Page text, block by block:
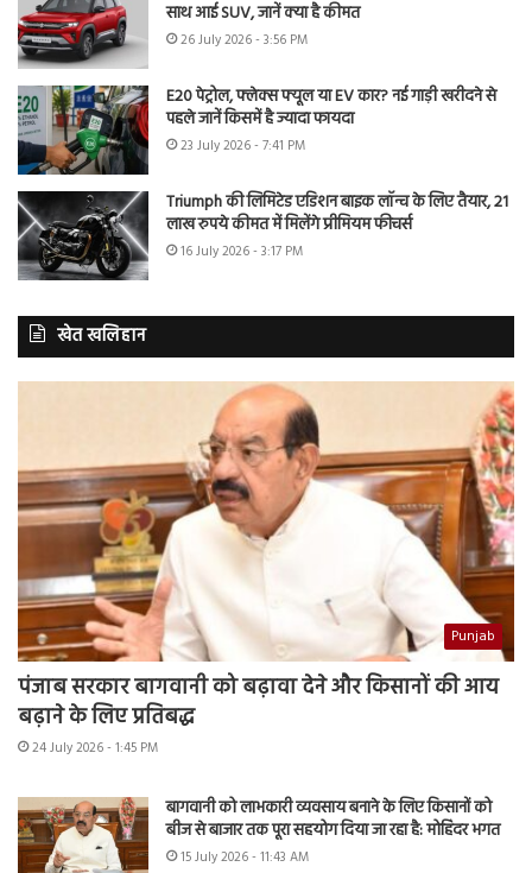
साथ आई SUV, जानें क्या है कीमत
26 July 2026 - 3:56 PM
E20 पेट्रोल, फ्लेक्स फ्यूल या EV कार? नई गाड़ी खरीदने से
पहले जानें किसमें है ज्यादा फायदा
23 July 2026 - 7:41 PM
Triumph की लिमिटेड एडिशन बाइक लॉन्च के लिए तैयार, 21
लाख रुपये कीमत में मिलेंगे प्रीमियम फीचर्स
16 July 2026 - 3:17 PM
खेत खलिहान
Punjab
पंजाब सरकार बागवानी को बढ़ावा देने और किसानों की आय
बढ़ाने के लिए प्रतिबद्ध
24 July 2026 - 1:45 PM
बागवानी को लाभकारी व्यवसाय बनाने के लिए किसानों को
बीज से बाजार तक पूरा सहयोग दिया जा रहा है: मोहिंदर भगत
15 July 2026 - 11:43 AM